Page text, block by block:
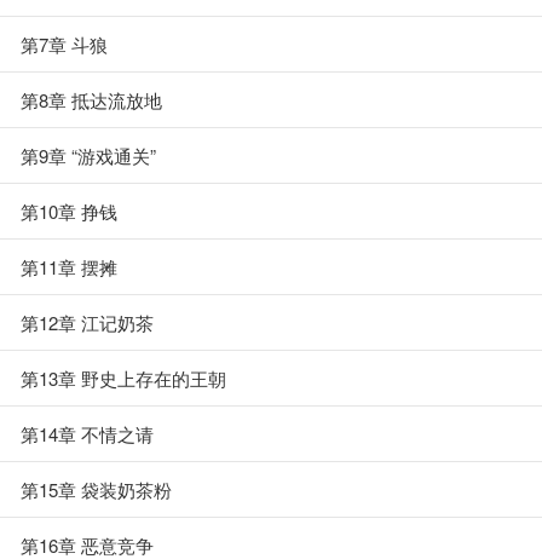
第7章 斗狼
第8章 抵达流放地
第9章 “游戏通关”
第10章 挣钱
第11章 摆摊
第12章 江记奶茶
第13章 野史上存在的王朝
第14章 不情之请
第15章 袋装奶茶粉
第16章 恶意竞争